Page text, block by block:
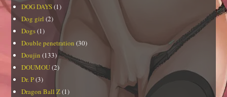
DOG DAYS(1)
Dog girl (2)
Dogs(1)
Double penetration (30)
Doujin (133)
DOUMOU(2)
Dr. P(3)
Dragon Ball Z(1)